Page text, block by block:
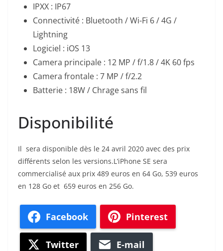
IPXX : IP67
Connectivité : Bluetooth / Wi-Fi 6 / 4G /
Lightning
Logiciel : iOS 13
Camera principale : 12 MP / f/1.8 / 4K 60 fps
Camera frontale : 7 MP / f/2.2
Batterie : 18W / Chrage sans fil
Disponibilité
Il sera disponible dès le 24 avril 2020 avec des prix
différents selon les versions.L’iPhone SE sera
commercialisé aux prix 489 euros en 64 Go, 539 euros
en 128 Go et 659 euros en 256 Go.
Facebook Pinterest
Twitter E-mail